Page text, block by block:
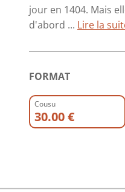
jour en 1404. Mais
d'abord ... Lire la
FORMAT
Cousu
30.00 €